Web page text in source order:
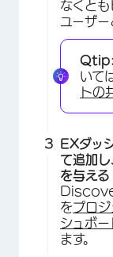
なくと
ユーザー
Qtip:
いて
トの
EXダッ
て追加
を与える
をプロ
シュボ
ます。